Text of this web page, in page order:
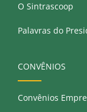
O Sintrascoop
Palavras do
CONVÊNIOS
Convênios